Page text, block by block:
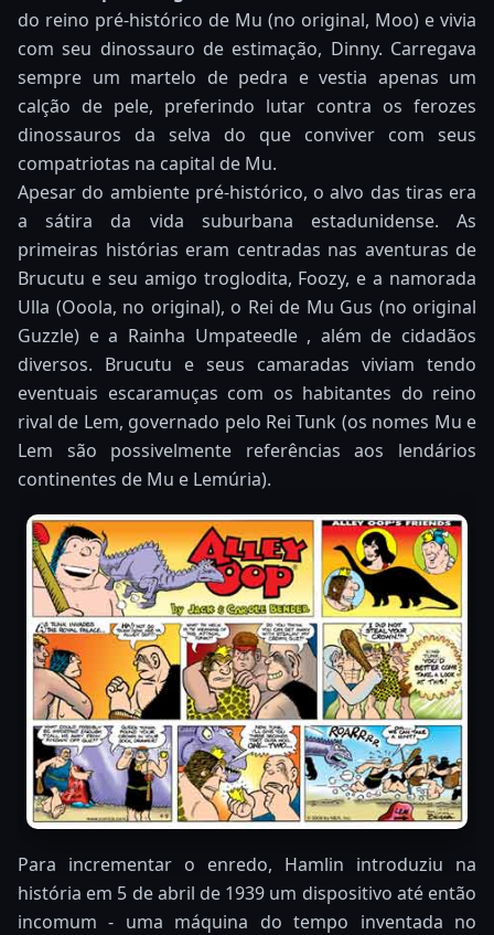
do reino pré-histórico de Mu (no original, Moo) e vivia
com seu dinossauro de estimação, Dinny. Carregava
sempre um martelo de pedra e vestia apenas um
calção de pele, preferindo lutar contra os ferozes
dinossauros da selva do que conviver com seus
compatriotas na capital de Mu.
Apesar do ambiente pré-histórico, o alvo das tiras era
a sátira da vida suburbana estadunidense. As
primeiras histórias eram centradas nas aventuras de
Brucutu e seu amigo troglodita, Foozy, e a namorada
Ulla (Ooola, no original), o Rei de Mu Gus (no original
Guzzle) e a Rainha Umpateedle , além de cidadãos
diversos. Brucutu e seus camaradas viviam tendo
eventuais escaramuças com os habitantes do reino
rival de Lem, governado pelo Rei Tunk (os nomes Mu e
Lem são possivelmente referências aos lendários
continentes de Mu e Lemúria).
Para incrementar o enredo, Hamlin introduziu na
história em 5 de abril de 1939 um dispositivo até então
incomum - uma máquina do tempo inventada no